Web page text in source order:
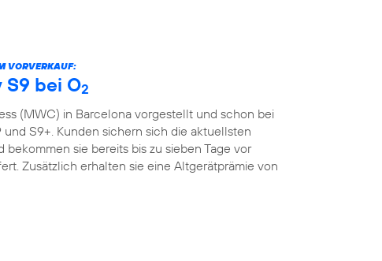
VORVERKAUF:
S9 bei O2
(MWC) in Barcelona vorgestellt und schon bei
und S9+. Kunden sichern sich die aktuellsten
bekommen sie bereits bis zu sieben Tage vor
Zusätzlich erhalten sie eine Altgerätprämie von